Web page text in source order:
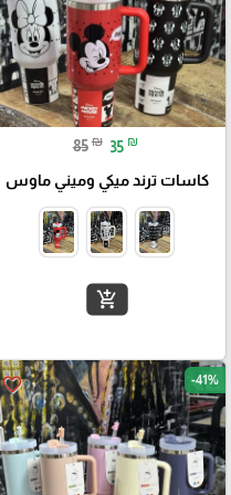
85 ₪ 35 ₪
كاسات ترند ميكي وميني ماوس
add_shopping_cart
favorite_border -41%